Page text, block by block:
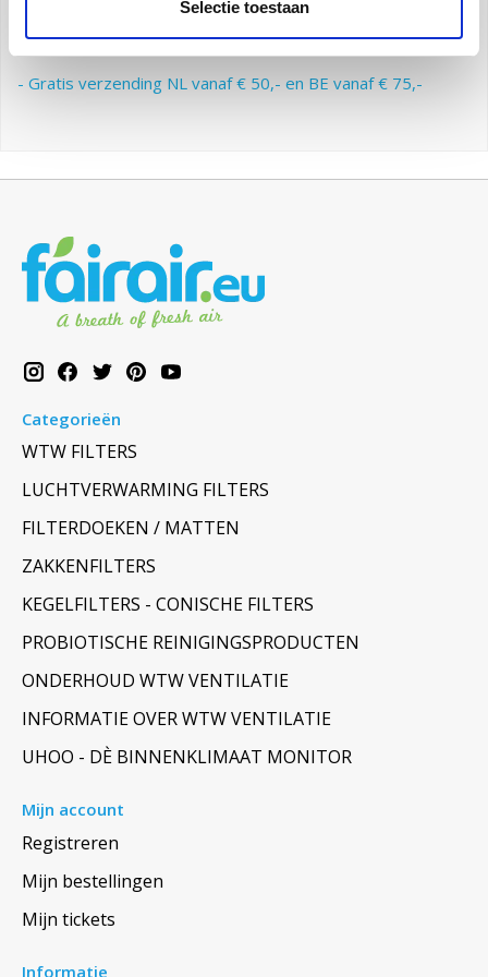
Selectie toestaan
Dit is goed voor uw systeem en goed voor uw
binnenklimaat.
- Gratis verzending NL vanaf € 50,- en BE vanaf € 75,-
Categorieën
WTW FILTERS
LUCHTVERWARMING FILTERS
FILTERDOEKEN / MATTEN
ZAKKENFILTERS
KEGELFILTERS - CONISCHE FILTERS
PROBIOTISCHE REINIGINGSPRODUCTEN
ONDERHOUD WTW VENTILATIE
INFORMATIE OVER WTW VENTILATIE
UHOO - DÈ BINNENKLIMAAT MONITOR
Mijn account
Registreren
Mijn bestellingen
Mijn tickets
Informatie